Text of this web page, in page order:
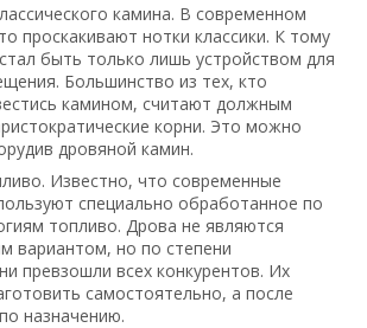
камина. В современном
проскакивают нотки классики. К тому
быть только лишь устройством для
Большинство из тех, кто
камином, считают должным
корни. Это можно
дровяной камин.
Известно, что современные
специально обработанное по
топливо. Дрова не являются
вариантом, но по степени
превзошли всех конкурентов. Их
самостоятельно, а после
назначению.